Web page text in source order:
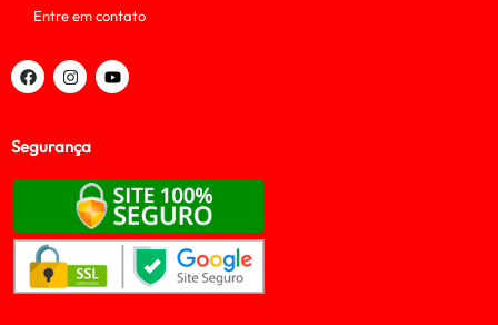
Entre em contato
Segurança